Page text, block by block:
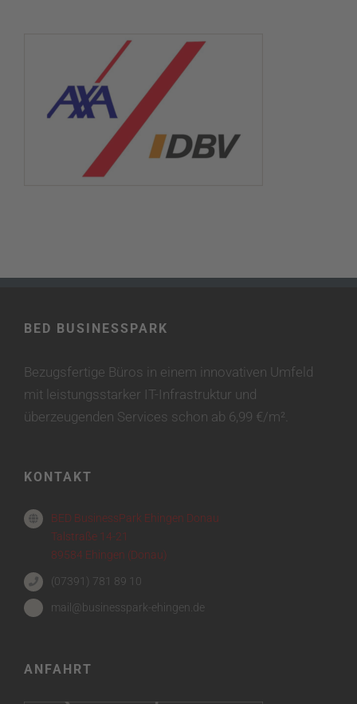
BED BUSINESSPARK
Bezugsfertige Büros in einem innovativen Umfeld
mit leistungsstarker IT-Infrastruktur und
überzeugenden Services schon ab 6,99 €/m².
KONTAKT
BED BusinessPark Ehingen Donau
Talstraße 14-21
89584 Ehingen (Donau)
(07391) 781 89 10
mail@businesspark-ehingen.de
ANFAHRT